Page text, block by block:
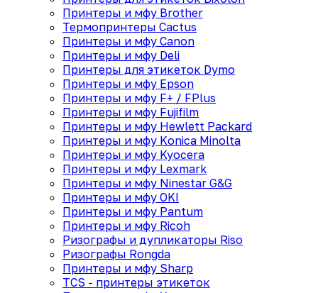
Принтеры и мфу Brother
Термопринтеры Cactus
Принтеры и мфу Canon
Принтеры и мфу Deli
Принтеры для этикеток Dymo
Принтеры и мфу Epson
Принтеры и мфу F+ / FPlus
Принтеры и мфу Fujifilm
Принтеры и мфу Hewlett Packard
Принтеры и мфу Konica Minolta
Принтеры и мфу Kyocera
Принтеры и мфу Lexmark
Принтеры и мфу Ninestar G&G
Принтеры и мфу OKI
Принтеры и мфу Pantum
Принтеры и мфу Ricoh
Ризографы и дупликаторы Riso
Ризографы Rongda
Принтеры и мфу Sharp
TCS - принтеры этикеток